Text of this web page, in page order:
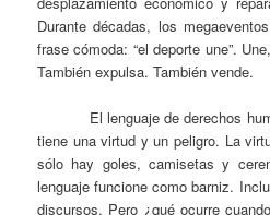
Durante décadas, los
frase cómoda: “el deporte une”.
También expulsa. También vende.
El lenguaje de derechos
tiene una virtud y un peligro. La
sólo hay goles, camisetas y
lenguaje funcione como barniz.
discursos. Pero ¿qué ocurre